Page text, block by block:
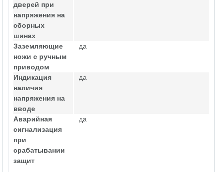
дверей при
напряжения на
сборных
шинах
Заземляющие
ножи с ручным
приводом
да
Индикация
наличия
напряжения на
вводе
да
Аварийная
сигнализация
при
срабатывании
защит
да